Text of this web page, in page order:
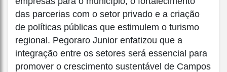
das parcerias com o setor privado e a criação
de políticas públicas que estimulem o turismo
regional. Pegoraro Junior enfatizou que a
integração entre os setores será essencial para
promover o crescimento sustentável de Campos